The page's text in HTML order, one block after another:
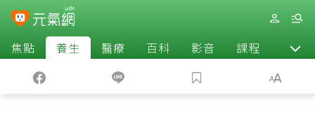
焦點 養生 醫療 百科 影音 課程 退休